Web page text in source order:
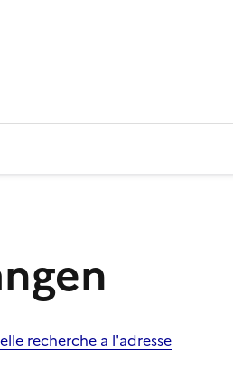
recherche a l'adresse